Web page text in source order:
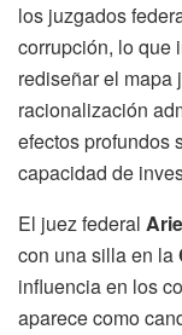
los juzgados
corrupción, lo que
rediseñar el mapa
racionalización
efectos profundos
capacidad de
El juez federal
con una silla en la
influencia en los
aparece como